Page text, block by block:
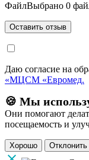
ФайлВыбрано 0
Даю согласие на
«МЦСМ «Евромед.
🍪 Мы
Они помогают
посещаемость и
Хорошо Отклонить